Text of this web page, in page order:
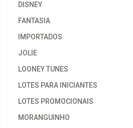
DISNEY
FANTASIA
IMPORTADOS
JOLIE
LOONEY TUNES
LOTES PARA INICIANTES
LOTES PROMOCIONAIS
MORANGUINHO